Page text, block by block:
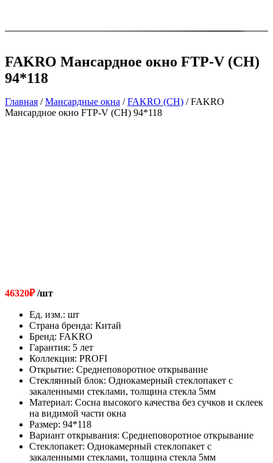
FAKRO Мансардное окно FTP-V (CH)
94*118
Главная /Мансардные окна /FAKRO (CH) / FAKRO
Мансардное окно FTP-V (CH) 94*118
46320₽/шт
Ед. изм.: шт
Страна бренда: Китай
Бренд: FAKRO
Гарантия: 5 лет
Коллекция: PROFI
Открытие: Cреднеповоротное открывание
Стеклянный блок: Однокамерный стеклопакет с
закаленными стеклами, толщина стекла 5мм
Материал: Сосна высокого качества без сучков и склеек
на видимой части окна
Размер: 94*118
Вариант открывания: Cреднеповоротное открывание
Стеклопакет: Однокамерный стеклопакет с
закаленными стеклами, толщина стекла 5мм